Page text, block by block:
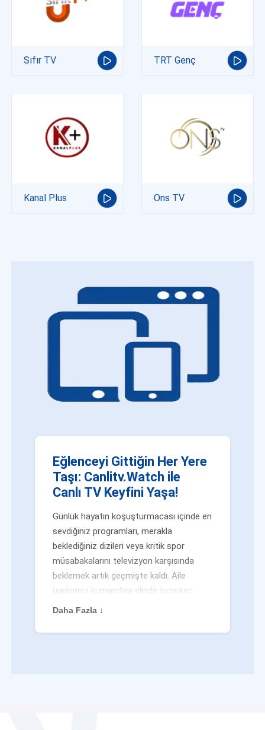
Sıfır TV TRT Genç
Kanal Plus Ons TV
Eğlenceyi Gittiğin Her Yere
Taşı: Canlitv.Watch ile
Canlı TV Keyfini Yaşa!
Günlük hayatın koşuşturmacası içinde en
sevdiğiniz programları, merakla
beklediğiniz dizileri veya kritik spor
müsabakalarını televizyon karşısında
beklemek artık geçmişte kaldı. Aile
üyeleriniz kumandayı elinde tutarken
veya siz evden uzaktayken bile
değilsiniz. Geleneksel yayıncılığın
Daha Fazla ↓